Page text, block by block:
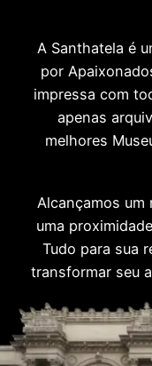
A Santhatela é
por
impressa com
apenas
melhores
Alcançamos um
uma
Tudo para sua
transformar seu